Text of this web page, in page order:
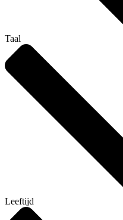
Taal
Leeftijd